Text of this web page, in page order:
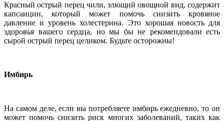
Красный острый перец чили, злющий овощной вид, содержит
капсаицин, который может помочь снизить кровяное
давление и уровень холестерина. Это хорошая новость для
здоровья вашего сердца, но мы бы не рекомендовали есть
сырой острый перец целиком. Будьте осторожны!
Имбирь
На самом деле, если вы потребляете имбирь ежедневно, то он
может помочь снизить риск многих заболеваний, таких как